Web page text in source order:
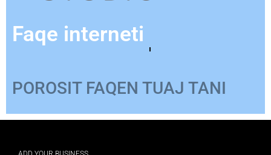
Faqe interneti
POROSIT FAQEN TUAJ TANI